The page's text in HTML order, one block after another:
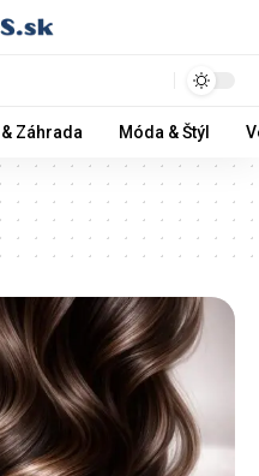
Záhrada Móda & Štýl